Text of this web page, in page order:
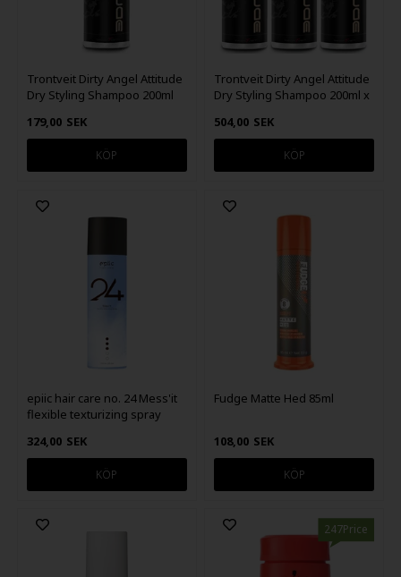
Trontveit Dirty Angel Attitude
Dry Styling Shampoo 200ml
179,00 SEK
Trontveit Dirty Angel Attitude
Dry Styling Shampoo 200ml x
504,00 SEK
epiic hair care no. 24 Mess'it
flexible texturizing spray
324,00 SEK
Fudge Matte Hed 85ml
108,00 SEK
247Price